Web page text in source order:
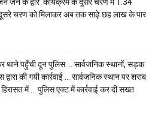
दूसरे चरण को मिलाकर अब तक साढ़े छह लाख के पार
थाने पहुँची दून पुलिस … सार्वजनिक स्थानों, सड़क
की गयी कार्रवाई … सार्वजनिक स्थान पर शराब
में … पुलिस एक्ट में कार्रवाई कर दी सख्त